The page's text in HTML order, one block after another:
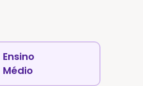
Ensino
Médio